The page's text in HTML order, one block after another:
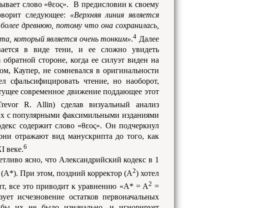
слово «θεος». В предисловии к своему
следующее: «Верхняя линия является
древнюю, потому что она сохранилась,
который является очень тонким».4 Далее
в виде тени, и ее сложно увидеть
стороне, когда ее силуэт виден на
Каупер, не сомневался в оригинальности
сфальсифицировать чтение, но наоборот,
современное движение поддающее этот
R. Allin) сделав визуальный анализ
с популярными факсимильными изданиями
содержит слово «θεος». Он подчеркнул
отражают вид манускрипта до того, как
веке.6
ясно, что Александрийский кодекс в 1
При этом, поздний корректор (A2) хотел
все это приводит к уравнению «A* = A2 =
исчезновение остатков первоначальных